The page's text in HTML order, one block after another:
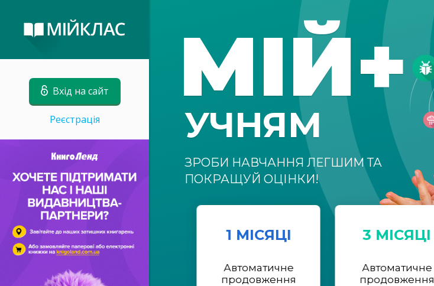
Вхід на сайт
Реєстрація
МІЙ+
УЧНЯМ
ЗРОБИ НАВЧАННЯ ЛЕГШИМ ТА
ПОКРАЩУЙ ОЦІНКИ!
1 МІСЯЦІ
Автоматичне
продовження
3 МІСЯЦІ
Автоматичне
продовження